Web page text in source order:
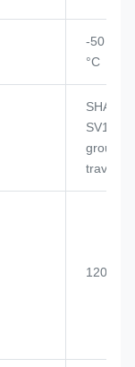
-50 °C
°C
groupe
travail
120 kW